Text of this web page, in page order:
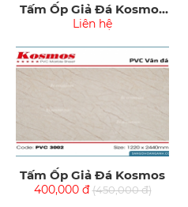
Tấm Ốp Giả Đá Kosmos
PVC3015
Liên hệ
Tấm Ốp Giả Đá Kosmos
400,000 đ (450,000 đ)